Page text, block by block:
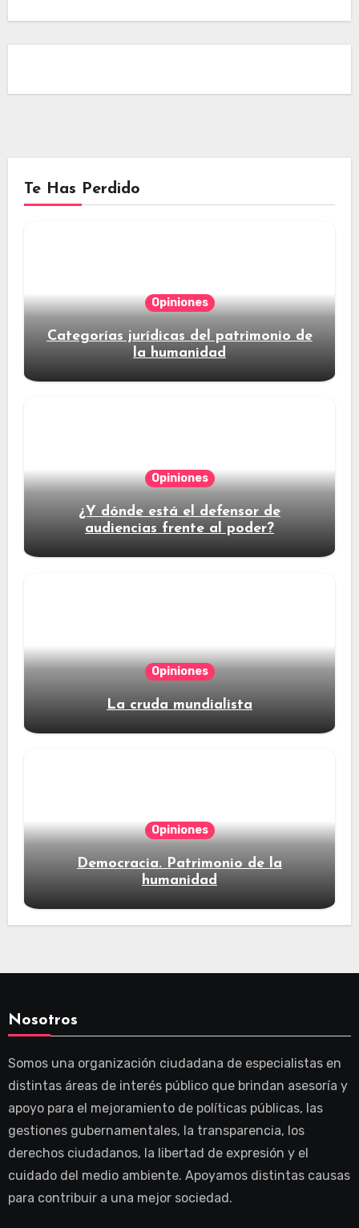
Te Has Perdido
Opiniones
Categorías jurídicas del patrimonio de
la humanidad
Opiniones
¿Y dónde está el defensor de
audiencias frente al poder?
Opiniones
La cruda mundialista
Opiniones
Democracia. Patrimonio de la
humanidad
Nosotros
Somos una organización ciudadana de especialistas en
distintas áreas de interés público que brindan asesoría y
apoyo para el mejoramiento de políticas públicas, las
gestiones gubernamentales, la transparencia, los
derechos ciudadanos, la libertad de expresión y el
cuidado del medio ambiente. Apoyamos distintas causas
para contribuir a una mejor sociedad.